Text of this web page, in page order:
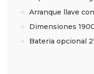
Arranque llave
Dimensiones
Bateria opcional